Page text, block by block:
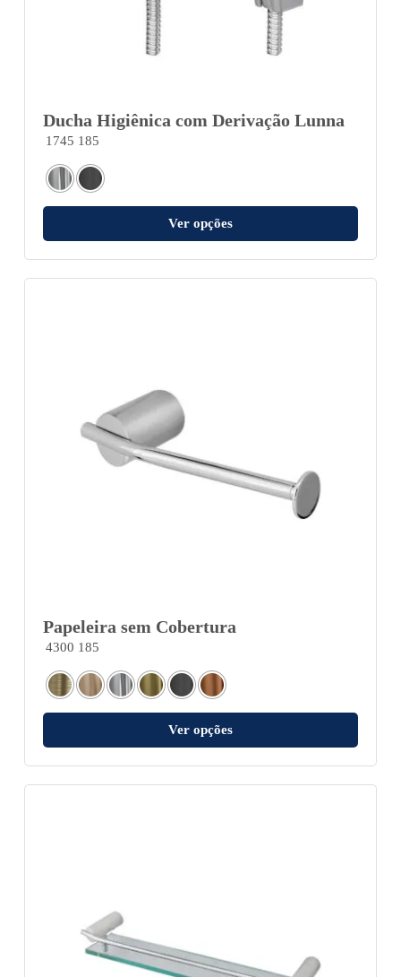
Ducha Higiênica com Derivação Lunna
1745 185
Ver opções
Papeleira sem Cobertura
4300 185
Ver opções